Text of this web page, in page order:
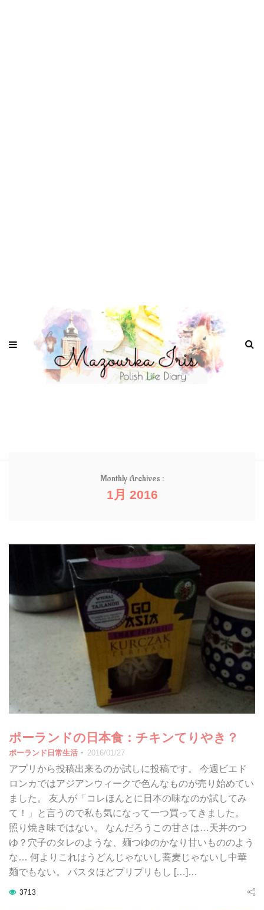
Monthly Archives :
1月 2016
ポーランドの日本食：チキンてりやき？
ポーランド日常生活 - 2016/01/27
アプリから投稿出来るのか試しに投稿です。 今週ビエド
ロンカではアジアンウィークで色んなものが売り始めてい
ました。 友人が「コレほんとに日本の味なのか試してみ
て！」と言うので私も気になって一つ買ってきました。
照り焼き味ではない。 なんだろうこの甘さは…天丼のつ
ゆ？穴子のタレのような、麺つゆのかなり甘いもののよう
な… 何よりこれはうどんじゃないし蕎麦じゃないし中華
麺でもない。 パスタほどプリプリもし […]…
3713